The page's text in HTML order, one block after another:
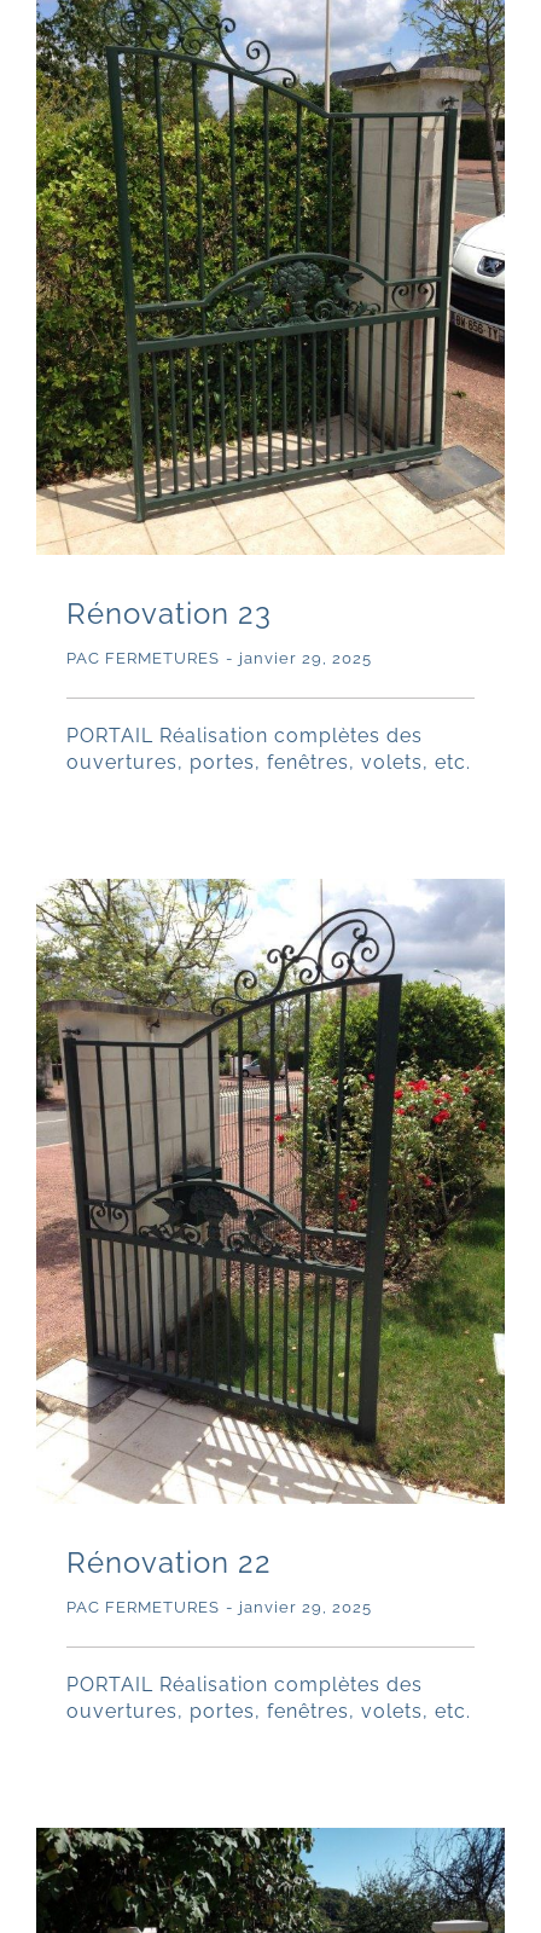
Rénovation 23
PAC FERMETURES - janvier 29, 2025
PORTAIL Réalisation complètes des
ouvertures, portes, fenêtres, volets, etc.
Rénovation 22
PAC FERMETURES - janvier 29, 2025
PORTAIL Réalisation complètes des
ouvertures, portes, fenêtres, volets, etc.